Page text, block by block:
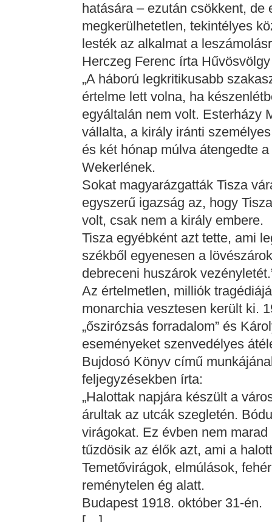
hatására – ezután csökkent,
megkerülhetetlen, tekintélyes
lesték az alkalmat a
Herczeg Ferenc írta
„A háború legkritikusabb
értelme lett volna, ha
egyáltalán nem volt. Esterházy
vállalta, a király iránti
és két hónap múlva átengedte
Wekerlének.
Sokat magyarázgatták Tisza
egyszerű igazság az, hogy
volt, csak nem a király embere.
Tisza egyébként azt tette, ami
székből egyenesen a
debreceni huszárok
Az értelmetlen, milliók
monarchia vesztesen került ki.
„őszirózsás forradalom” és
eseményeket szenvedélyes
Bujdosó Könyv című
feljegyzésekben írta:
„Halottak napjára készült a
árultak az utcák szegletén.
virágokat. Ez évben nem
tűzdösik az élők azt, ami a
Temetővirágok, elmúlások,
reménytelen ég alatt.
Budapest 1918. október 31-én.